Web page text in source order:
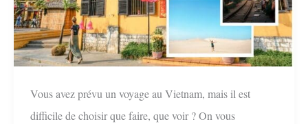
!
Vous avez prévu un voyage au Vietnam, mais il est
difficile de choisir que faire, que voir ? On vous